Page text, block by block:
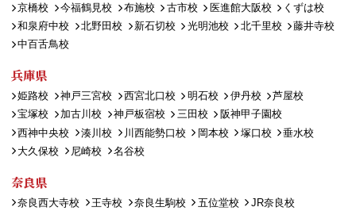
京橋校
今福鶴見校 布施校 古市校 医進館大阪校
くずは校
和泉府中校
北野田校 新石切校 光明池校 北千里校
藤井寺校
中百舌鳥校
兵庫県
姫路校 神戸三宮校 西宮北口校 明石校 伊丹校
芦屋校
宝塚校
加古川校 神戸板宿校 三田校
阪神甲子園校
西神中央校
湊川校 川西能勢口校 岡本校 塚口校
垂水校
大久保校
尼崎校 名谷校
奈良県
奈良西大寺校 王寺校 奈良生駒校 五位堂校
JR奈良校